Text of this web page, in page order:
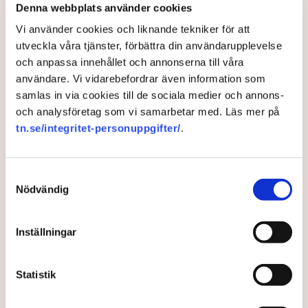
Denna webbplats använder cookies
Vi använder cookies och liknande tekniker för att
utveckla våra tjänster, förbättra din användarupplevelse
och anpassa innehållet och annonserna till våra
användare. Vi vidarebefordrar även information som
samlas in via cookies till de sociala medier och annons-
och analysföretag som vi samarbetar med. Läs mer på
tn.se/integritet-personuppgifter/.
Nödvändig
Inställningar
Statistik
3 years ago | Av: Frida Nygren
Företagare rättslösa mot
unga brottslingar –
Tidigare kammaråklagare Marie Wallin har fått